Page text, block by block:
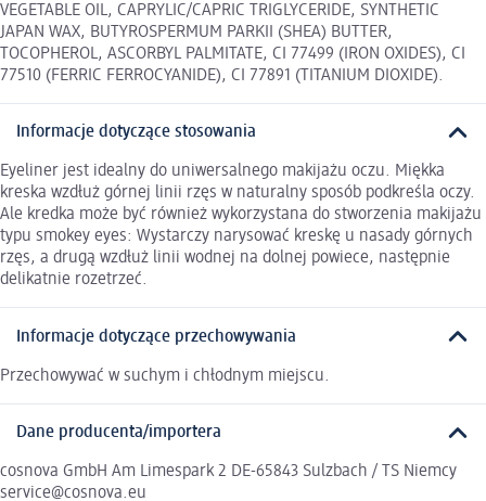
VEGETABLE OIL, CAPRYLIC/CAPRIC TRIGLYCERIDE, SYNTHETIC
JAPAN WAX, BUTYROSPERMUM PARKII (SHEA) BUTTER,
TOCOPHEROL, ASCORBYL PALMITATE, CI 77499 (IRON OXIDES), CI
77510 (FERRIC FERROCYANIDE), CI 77891 (TITANIUM DIOXIDE).
Informacje dotyczące stosowania
Eyeliner jest idealny do uniwersalnego makijażu oczu. Miękka
kreska wzdłuż górnej linii rzęs w naturalny sposób podkreśla oczy.
Ale kredka może być również wykorzystana do stworzenia makijażu
typu smokey eyes: Wystarczy narysować kreskę u nasady górnych
rzęs, a drugą wzdłuż linii wodnej na dolnej powiece, następnie
delikatnie rozetrzeć.
Informacje dotyczące przechowywania
Przechowywać w suchym i chłodnym miejscu.
Dane producenta/importera
cosnova GmbH Am Limespark 2 DE-65843 Sulzbach / TS Niemcy
service@cosnova.eu